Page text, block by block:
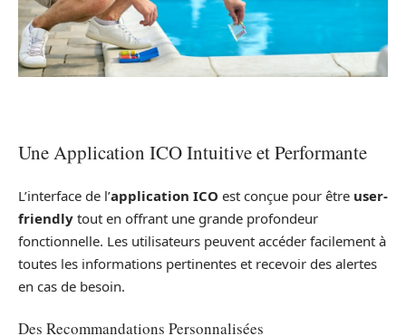
Une Application ICO Intuitive et Performante
L’interface de l’application ICO est conçue pour être user-
friendly tout en offrant une grande profondeur
fonctionnelle. Les utilisateurs peuvent accéder facilement à
toutes les informations pertinentes et recevoir des alertes
en cas de besoin.
Des Recommandations Personnalisées